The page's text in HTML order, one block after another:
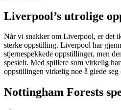
Liverpool’s utrolige
Når vi snakker om Liverpool, er det
sterke oppstilling. Liverpool har
stjernespekkede oppstillinger, men
spesielt. Med spillere som virkelig
oppstillingen virkelig noe å glede seg
Nottingham Forests